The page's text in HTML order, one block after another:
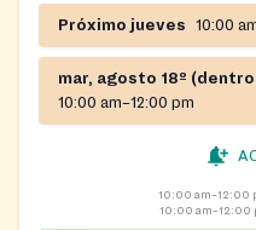
Próximo jueves 10:00
mar, agosto 18º
10:00 am–12:00 pm
10:00 am–12:00
10:00 am–12:00